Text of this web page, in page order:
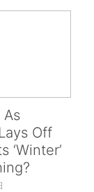
As
Off
‘Winter’